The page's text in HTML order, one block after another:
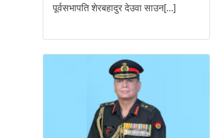
पूर्वसभापति शेरबहादुर देउवा साउन[...]